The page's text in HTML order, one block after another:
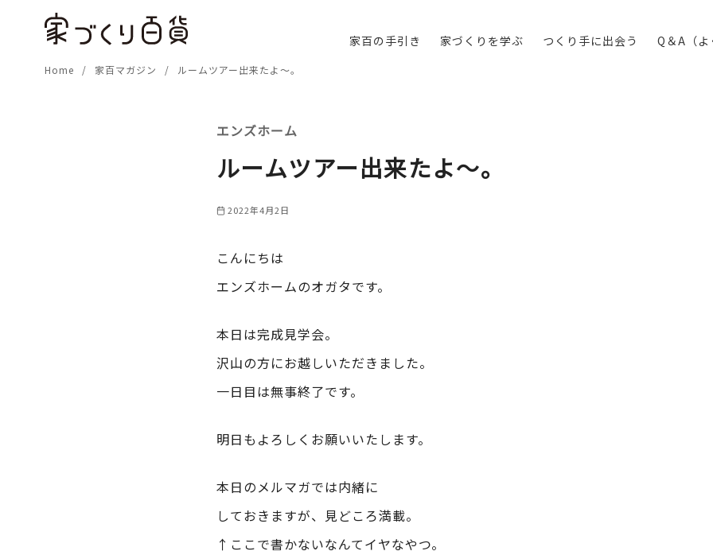
家百の手引き 家づくりを学ぶ つくり手に出会う Q＆A（
Home 家百マガジン ルームツアー出来たよ～。
エンズホーム
ルームツアー出来たよ～。
2022年4月2日
こんにちは
エンズホームのオガタです。
本日は完成見学会。
沢山の方にお越しいただきました。
一日目は無事終了です。
明日もよろしくお願いいたします。
本日のメルマガでは内緒に
しておきますが、見どころ満載。
↑ここで書かないなんてイヤなやつ。